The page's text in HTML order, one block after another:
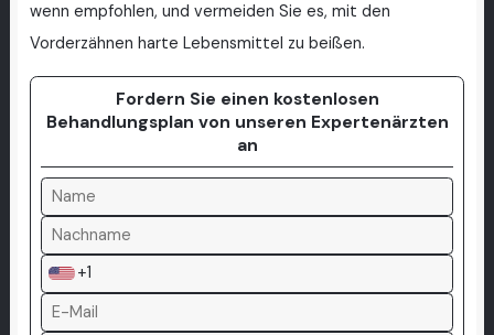
wenn empfohlen, und vermeiden Sie es, mit den
Vorderzähnen harte Lebensmittel zu beißen.
Fordern Sie einen kostenlosen
Behandlungsplan von unseren Expertenärzten
an
+1